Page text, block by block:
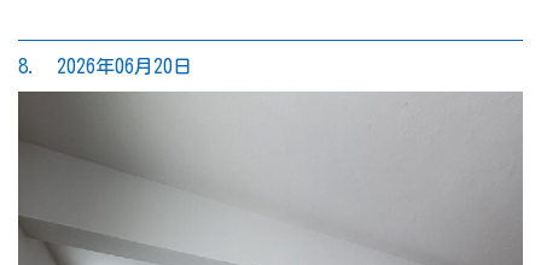
8. 2026年06月20日